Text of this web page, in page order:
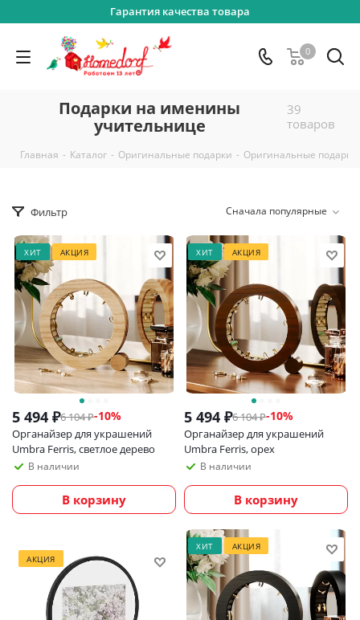
Гарантия качества товара
0
Подарки на именины
учительнице
39
товаров
Главная - Каталог - Оригинальные подарки - Оригинальные
Фильтр Сначала популярные
ХИТ АКЦИЯ
5 494 ₽6 104₽-10%
Органайзер для украшений
Umbra Ferris, светлое дерево
В наличии
В корзину
ХИТ АКЦИЯ
5 494 ₽6 104₽-10%
Органайзер для украшений
Umbra Ferris, орех
В наличии
В корзину
АКЦИЯ
ХИТ АКЦИЯ